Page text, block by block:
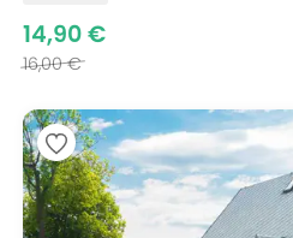
14,90 €
16,00 €